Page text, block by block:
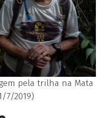
pela trilha na Mata
7/2019)